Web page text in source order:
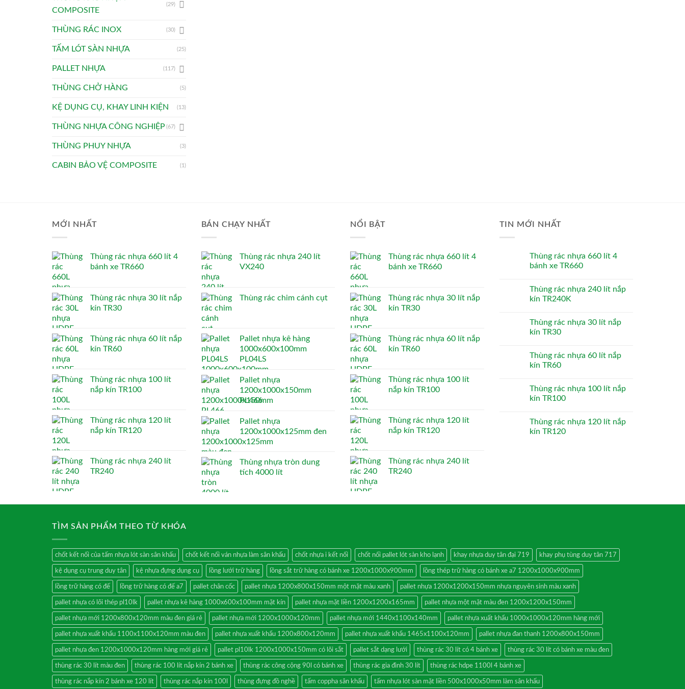
COMPOSITE
(29)
THÙNG RÁC INOX (30)
TẤM LÓT SÀN NHỰA (25)
PALLET NHỰA (117)
THÙNG CHỞ HÀNG (5)
KỆ DỤNG CỤ, KHAY LINH KIỆN (13)
THÙNG NHỰA CÔNG NGHIỆP(67)
THÙNG PHUY NHỰA (3)
CABIN BẢO VỆ COMPOSITE (1)
MỚI NHẤT
Thùng rác nhựa 660 lít 4
bánh xe TR660
Thùng rác nhựa 30 lít nắp
kín TR30
Thùng rác nhựa 60 lít nắp
kín TR60
Thùng rác nhựa 100 lít
nắp kín TR100
Thùng rác nhựa 120 lít
nắp kín TR120
Thùng rác nhựa 240 lít
TR240
BÁN CHẠY NHẤT
Thùng rác nhựa 240 lít
VX240
Thùng rác chim cánh cụt
Pallet nhựa kê hàng
1000x600x100mm
PL04LS
Pallet nhựa
1200x1000x150mm
PL466
Pallet nhựa
1200x1000x125mm đen
Thùng nhựa tròn dung
tích 4000 lít
NỔI BẬT
Thùng rác nhựa 660 lít 4
bánh xe TR660
Thùng rác nhựa 30 lít nắp
kín TR30
Thùng rác nhựa 60 lít nắp
kín TR60
Thùng rác nhựa 100 lít
nắp kín TR100
Thùng rác nhựa 120 lít
nắp kín TR120
Thùng rác nhựa 240 lít
TR240
TIN MỚI NHẤT
Thùng rác nhựa 660 lít 4
bánh xe TR660
Thùng rác nhựa 240 lít nắp
kín TR240K
Thùng rác nhựa 30 lít nắp
kín TR30
Thùng rác nhựa 60 lít nắp
kín TR60
Thùng rác nhựa 100 lít nắp
kín TR100
Thùng rác nhựa 120 lít nắp
kín TR120
TÌM SẢN PHẨM THEO TỪ KHÓA
chốt kết nối của tấm nhựa lót sàn sân khấu chốt kết nối ván nhựa làm sân khấu chốt nhựa i kết nối chốt nối pallet lót sàn kho lạnh khay nhựa duy tân đại 719 khay phụ tùng duy tân 717
kệ dụng cụ trung duy tân kệ nhựa đựng dụng cụ lồng lưới trữ hàng lồng sắt trữ hàng có bánh xe 1200x1000x900mm lồng thép trữ hàng có bánh xe a7 1200x1000x900mm
lồng trữ hàng có đế lồng trữ hàng có đế a7 pallet chân cốc pallet nhựa 1200x800x150mm một mặt màu xanh pallet nhựa 1200x1200x150mm nhựa nguyên sinh màu xanh
pallet nhựa có lõi thép pl10lk pallet nhựa kê hàng 1000x600x100mm mặt kín pallet nhựa mặt liền 1200x1200x165mm pallet nhựa một mặt màu đen 1200x1200x150mm
pallet nhựa mới 1200x800x120mm màu đen giá rẻ pallet nhựa mới 1200x1000x120mm pallet nhựa mới 1440x1100x140mm pallet nhựa xuất khẩu 1000x1000x120mm hàng mới
pallet nhựa xuất khẩu 1100x1100x120mm màu đen pallet nhựa xuất khẩu 1200x800x120mm pallet nhựa xuất khẩu 1465x1100x120mm pallet nhựa đan thanh 1200x800x150mm
pallet nhựa đen 1200x1000x120mm hàng mới giá rẻ pallet pl10lk 1200x1000x150mm có lõi sắt pallet sắt dạng lưới thùng rác 30 lít có 4 bánh xe thùng rác 30 lít có bánh xe màu đen
thùng rác 30 lít màu đen thùng rác 100 lít nắp kín 2 bánh xe thùng rác công cộng 90l có bánh xe thùng rác gia đình 30 lít thùng rác hdpe 1100l 4 bánh xe
thùng rác nắp kín 2 bánh xe 120 lít thùng rác nắp kín 100l thùng đựng đồ nghề tấm coppha sân khấu tấm nhựa lót sàn mặt liền 500x1000x50mm làm sân khấu